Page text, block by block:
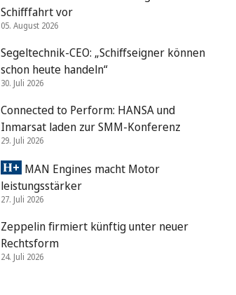
Schifffahrt vor
05. August 2026
Segeltechnik-CEO: „Schiffseigner können
schon heute handeln“
30. Juli 2026
Connected to Perform: HANSA und
Inmarsat laden zur SMM-Konferenz
29. Juli 2026
MAN Engines macht Motor
leistungsstärker
27. Juli 2026
Zeppelin firmiert künftig unter neuer
Rechtsform
24. Juli 2026